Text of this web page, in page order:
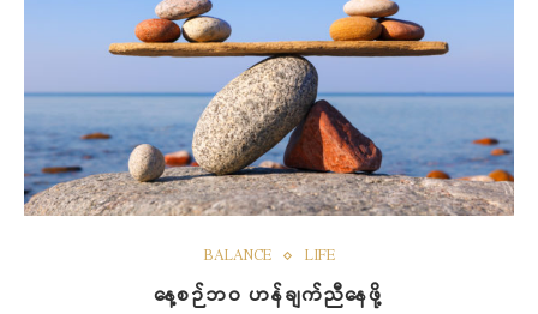
BALANCE LIFE
နေ့စဉ်ဘဝ ဟန်ချက်ညီနေဖို့